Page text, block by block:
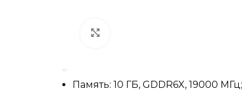
Память: 10 ГБ, GDDR6X, 19000 МГц;